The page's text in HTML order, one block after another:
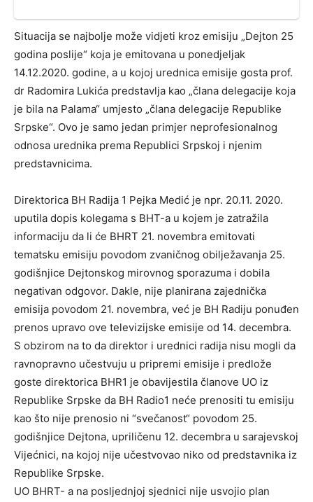
Situacija se najbolje može vidjeti kroz emisiju „Dejton 25
godina poslije“ koja je emitovana u ponedjeljak
14.12.2020. godine, a u kojoj urednica emisije gosta prof.
dr Radomira Lukića predstavlja kao „člana delegacije koja
je bila na Palama“ umjesto „člana delegacije Republike
Srpske“. Ovo je samo jedan primjer neprofesionalnog
odnosa urednika prema Republici Srpskoj i njenim
predstavnicima.
Direktorica BH Radija 1 Pejka Medić je npr. 20.11. 2020.
uputila dopis kolegama s BHT-a u kojem je zatražila
informaciju da li će BHRT 21. novembra emitovati
tematsku emisiju povodom zvaničnog obilježavanja 25.
godišnjice Dejtonskog mirovnog sporazuma i dobila
negativan odgovor. Dakle, nije planirana zajednička
emisija povodom 21. novembra, već je BH Radiju ponuđen
prenos upravo ove televizijske emisije od 14. decembra.
S obzirom na to da direktor i urednici radija nisu mogli da
ravnopravno učestvuju u pripremi emisije i predlože
goste direktorica BHR1 je obavijestila članove UO iz
Republike Srpske da BH Radio1 neće prenositi tu emisiju
kao što nije prenosio ni “svečanost“ povodom 25.
godišnjice Dejtona, upriličenu 12. decembra u sarajevskoj
Vijećnici, na kojoj nije učestvovao niko od predstavnika iz
Republike Srpske.
UO BHRT- a na posljednjoj sjednici nije usvojio plan